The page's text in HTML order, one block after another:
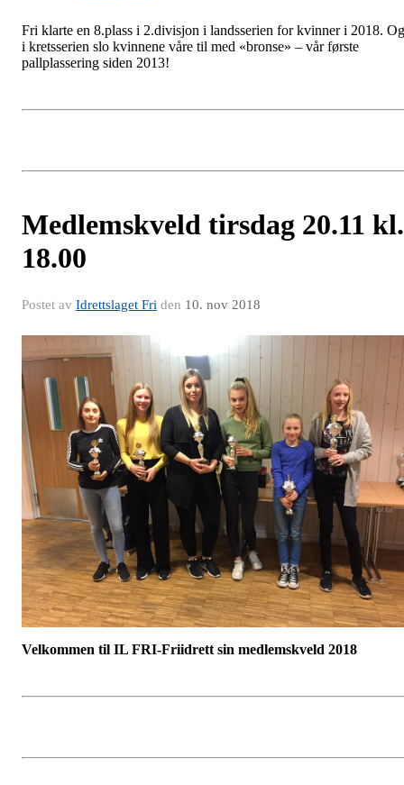
Fri klarte en 8.plass i 2.divisjon i landsserien for kvinner i 2018. Og
i kretsserien slo kvinnene våre til med «bronse» – vår første
pallplassering siden 2013!
Medlemskveld tirsdag 20.11 kl.
18.00
Postet av Idrettslaget Fri den 10. nov 2018
Velkommen til IL FRI-Friidrett sin medlemskveld 2018